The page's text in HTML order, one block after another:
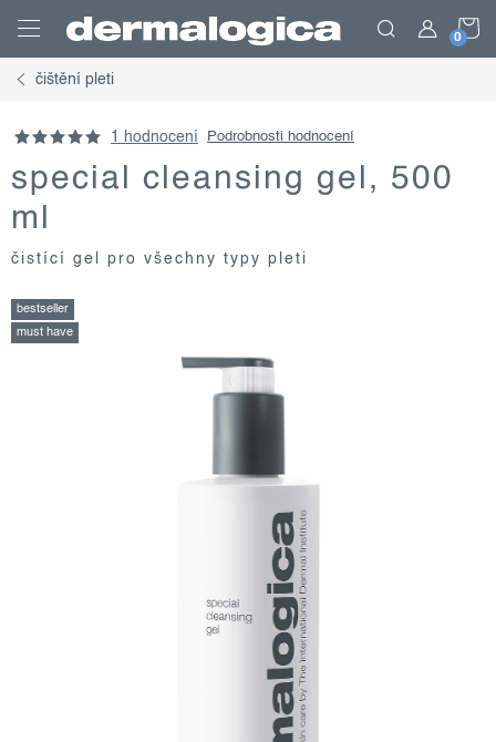
obsah
čištění pleti
1 hodnocení Podrobnosti hodnocení
special cleansing gel, 500
ml
čistící gel pro všechny typy pleti
bestseller
must have